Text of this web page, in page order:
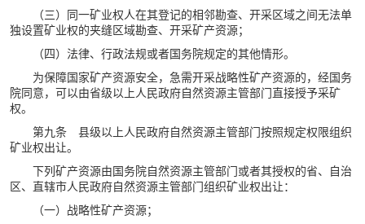
（三）同一矿业权人在其登记的相邻勘查、开采区域之间无法单
独设置矿业权的夹缝区域勘查、开采矿产资源；
（四）法律、行政法规或者国务院规定的其他情形。
为保障国家矿产资源安全，急需开采战略性矿产资源的，经国务
院同意，可以由省级以上人民政府自然资源主管部门直接授予采矿
权。
第九条 县级以上人民政府自然资源主管部门按照规定权限组织
矿业权出让。
下列矿产资源由国务院自然资源主管部门或者其授权的省、自治
区、直辖市人民政府自然资源主管部门组织矿业权出让：
（一）战略性矿产资源；